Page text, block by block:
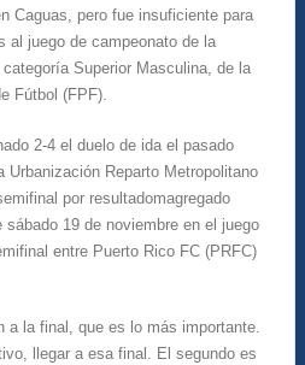
Caguas, pero fue insuficiente para
al juego de campeonato de la
Superior Masculina, de la
Fútbol (FPF).
2-4 el duelo de ida el pasado
Urbanización Reparto Metropolitano
por resultadomagregado
19 de noviembre en el juego
entre Puerto Rico FC (PRFC)
a la final, que es lo más importante.
llegar a esa final. El segundo es